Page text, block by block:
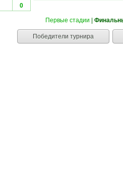
0
Первые стадии
Победители турнира